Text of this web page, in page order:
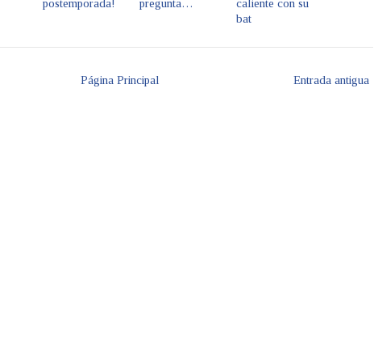
postemporada!
pregunta…
caliente con su
bat
Entrada antigua
Página Principal